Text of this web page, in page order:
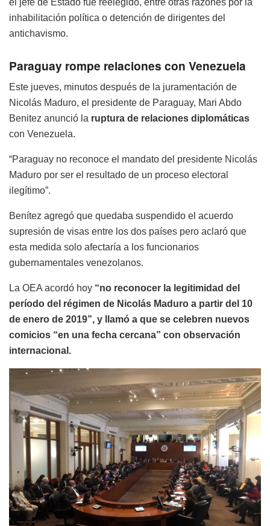
el jefe de Estado fue reelegido, entre otras razones por la
inhabilitación política o detención de dirigentes del
antichavismo.
Paraguay rompe relaciones con Venezuela
Este jueves, minutos después de la juramentación de
Nicolás Maduro, el presidente de Paraguay, Mari Abdo
Benitez anunció la ruptura de relaciones diplomáticas
con Venezuela.
“Paraguay no reconoce el mandato del presidente Nicolás
Maduro por ser el resultado de un proceso electoral
ilegítimo”.
Benítez agregó que quedaba suspendido el acuerdo
supresión de visas entre los dos países pero aclaró que
esta medida solo afectaría a los funcionarios
gubernamentales venezolanos.
La OEA acordó hoy “no reconocer la legitimidad del
período del régimen de Nicolás Maduro a partir del 10
de enero de 2019”, y llamó a que se celebren nuevos
comicios “en una fecha cercana” con observación
internacional.